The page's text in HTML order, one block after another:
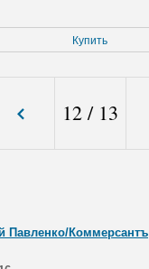
Купить
12/ 13
Павленко/Коммерсантъ